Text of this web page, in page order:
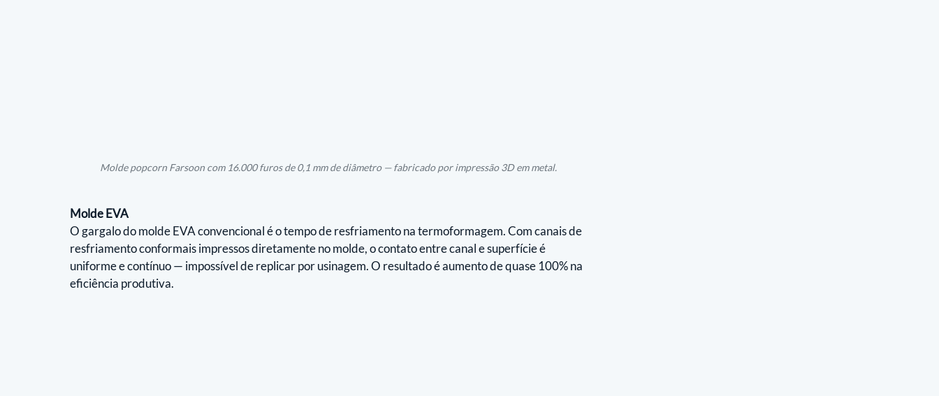
Molde popcorn Farsoon com 16.000 furos de 0,1 mm de diâmetro — fabricado por impressão 3D em metal.
Molde EVA
O gargalo do molde EVA convencional é o tempo de resfriamento na termoformagem. Com canais de
resfriamento conformais impressos diretamente no molde, o contato entre canal e superfície é
uniforme e contínuo — impossível de replicar por usinagem. O resultado é aumento de quase 100% na
eficiência produtiva.